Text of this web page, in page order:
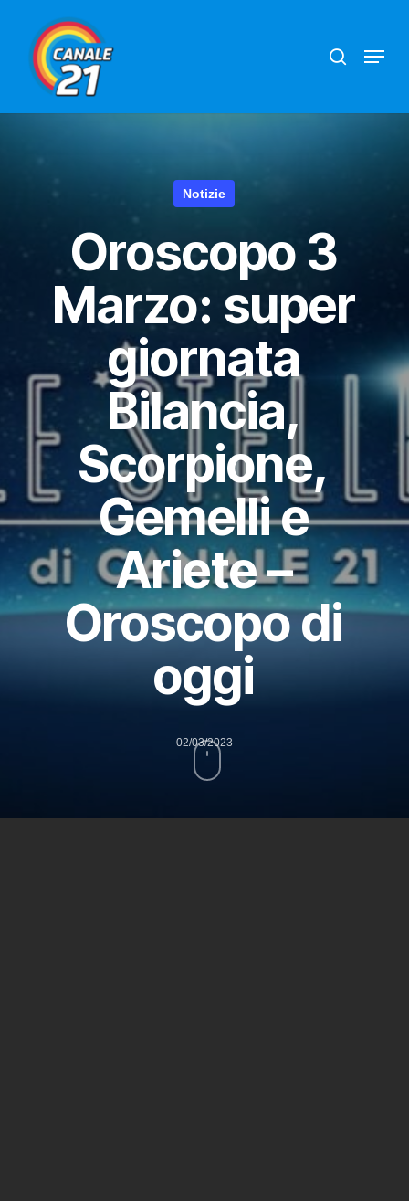
main
content
Menu
Notizie
Oroscopo 3
Marzo: super
giornata
Bilancia,
Scorpione,
Gemelli e
Ariete –
Oroscopo di
oggi
02/03/2023